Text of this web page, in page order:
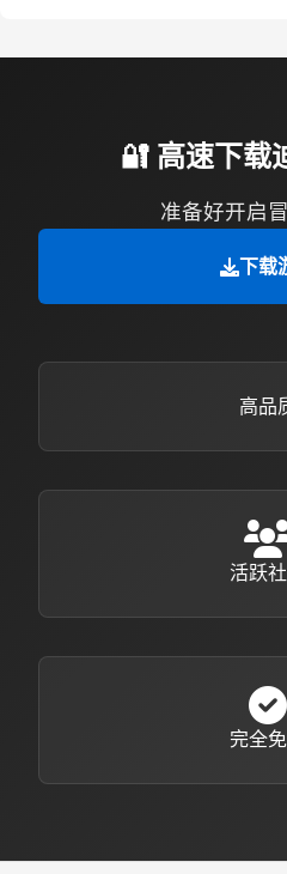
🔐 高速下载
准备好开启
下载
高品
活跃
完全